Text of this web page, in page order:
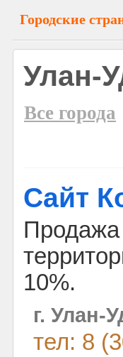
Городские
Улан-
Все города
Сайт
Продажа
10%.
г. Улан-
тел: 8